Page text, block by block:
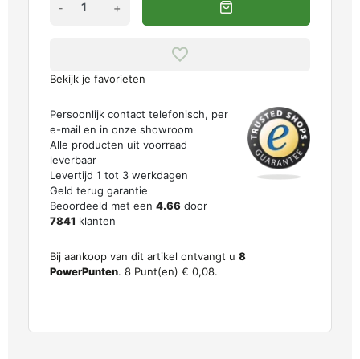
- +
Bekijk je favorieten
Persoonlijk contact telefonisch, per
e-mail en in onze showroom
Alle producten uit voorraad
leverbaar
Levertijd 1 tot 3 werkdagen
Geld terug garantie
Beoordeeld met een 4.66 door
7841 klanten
Bij aankoop van dit artikel ontvangt u 8
PowerPunten. 8 Punt(en) € 0,08.